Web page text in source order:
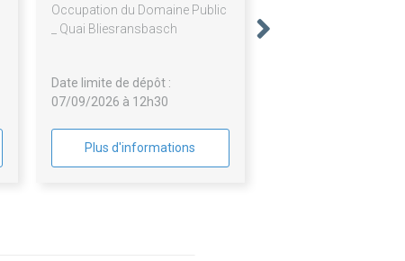
Occupation du Domaine Public
_ Quai Bliesransbasch
Date limite de dépôt :
07/09/2026 à 12h30
Plus d'informations